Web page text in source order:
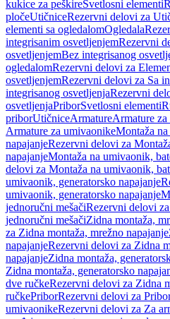
kukice za peškireSvetlosni elementi
pločeUtičniceRezervni delovi za
elementi sa ogledalomOgledala
integrisanim osvetljenjemRezervni
osvetljenjemBez integrisanog
ogledalomRezervni delovi za
osvetljenjemRezervni delovi za Sa
integrisanog osvetljenjaRezervni
osvetljenjaPriborSvetlosni elementi
priborUtičniceArmatureArmature
Armature za umivaonikeMontaža
napajanjeRezervni delovi za
napajanjeMontaža na umivaonik,
delovi za Montaža na umivaonik,
umivaonik, generatorsko napajanje
umivaonik, generatorsko napajanje
jednoručni mešačiRezervni delovi
jednoručni mešačiZidna montaža,
za Zidna montaža, mrežno napajanje
napajanjeRezervni delovi za Zidna
napajanjeZidna montaža,
Zidna montaža, generatorsko
dve ručkeRezervni delovi za Zidna
ručkePriborRezervni delovi za
umivaonikeRezervni delovi za Za